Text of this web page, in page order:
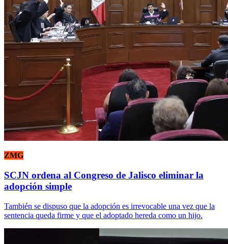
ZMG
SCJN ordena al Congreso de Jalisco eliminar la
adopción simple
También se dispuso que la adopción es irrevocable una vez que la
sentencia queda firme y que el adoptado hereda como un hijo.